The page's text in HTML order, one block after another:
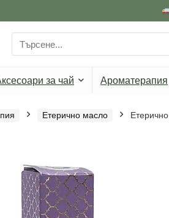
Search
for:
за чай Ароматерапия
Етерично масло